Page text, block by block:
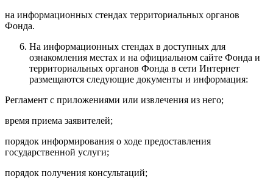
на информационных стендах территориальных органов
Фонда.
На информационных стендах в доступных для
ознакомления местах и на официальном сайте Фонда и
территориальных органов Фонда в сети Интернет
размещаются следующие документы и информация:
Регламент с приложениями или извлечения из него;
время приема заявителей;
порядок информирования о ходе предоставления
государственной услуги;
порядок получения консультаций;